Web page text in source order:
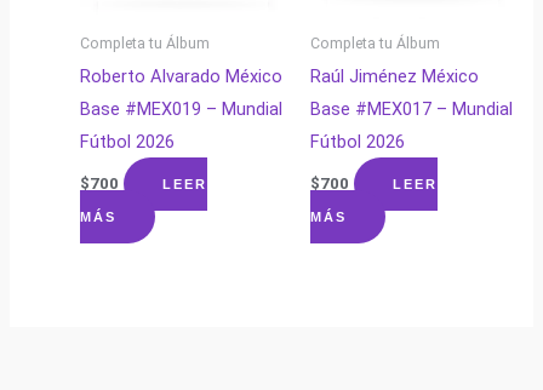
Completa tu Álbum
Roberto Alvarado México
Base #MEX019 – Mundial
Fútbol 2026
$700 LEER
MÁS
Completa tu Álbum
Raúl Jiménez México
Base #MEX017 – Mundial
Fútbol 2026
$700 LEER
MÁS